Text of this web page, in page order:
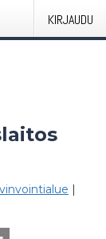
KIRJAUDU
|